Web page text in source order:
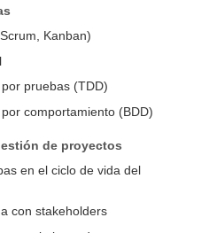
Kanban)
pruebas (TDD)
comportamiento (BDD)
de proyectos
en el ciclo de vida del
con stakeholders